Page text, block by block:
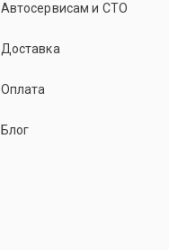
Автосервисам и СТО
Доставка
Оплата
Блог